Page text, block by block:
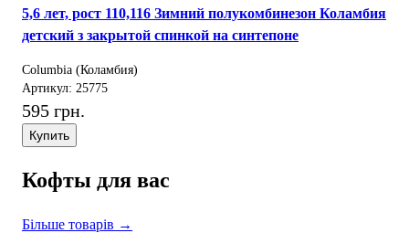
5,6 лет, рост 110,116 Зимний полукомбинезон Коламбия
детский з закрытой спинкой на синтепоне
Columbia (Коламбия)
Артикул: 25775
595 грн.
Купить
Кофты для вас
Більше товарів →